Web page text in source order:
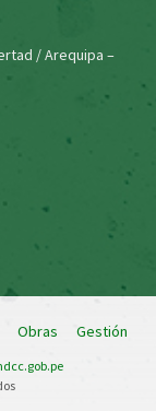
/ Arequipa –
Obras Gestión